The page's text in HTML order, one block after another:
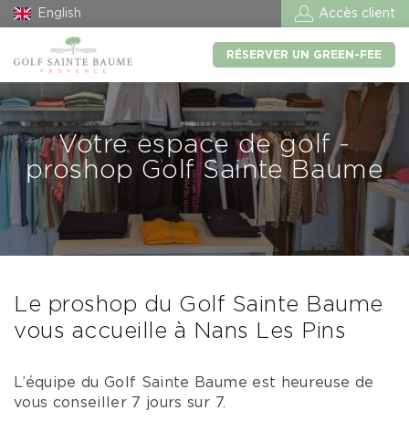
English Accès client
RÉSERVER UN GREEN-FEE
Votre espace de golf -
proshop Golf Sainte Baume
Le proshop du Golf Sainte Baume
vous accueille à Nans Les Pins
L’équipe du Golf Sainte Baume est heureuse de
vous conseiller 7 jours sur 7.